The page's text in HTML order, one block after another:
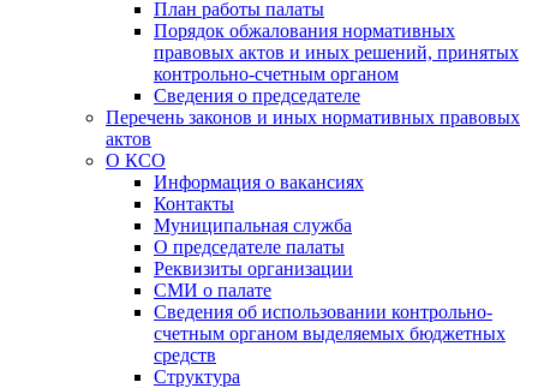
План работы палаты
Порядок обжалования нормативных
правовых актов и иных решений, принятых
контрольно-счетным органом
Сведения о председателе
Перечень законов и иных нормативных правовых
актов
О КСО
Информация о вакансиях
Контакты
Муниципальная служба
О председателе палаты
Реквизиты организации
СМИ о палате
Сведения об использовании контрольно-
счетным органом выделяемых бюджетных
средств
Структура